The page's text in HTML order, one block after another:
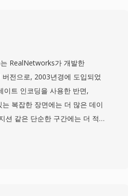
RealNetworks가 개발한
전으로, 2003년경에 도입되었
이트 인코딩을 사용한 반면,
복잡한 장면에는 더 많은 데이
션 같은 단순한 구간에는 더 적
레이트 압축을 사용합니다. 이